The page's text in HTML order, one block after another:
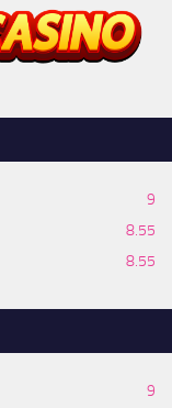
9
8.55
8.55
9